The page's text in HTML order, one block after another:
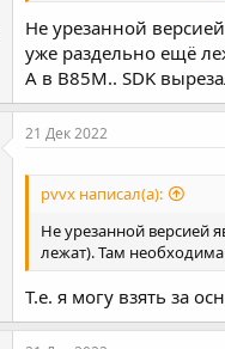
Не урезанной
уже раздельно ещё
А в B85M.. SDK
21 Дек 2022
pvvx написал(а):
Не урезанной версией
лежат). Там
Т.е. я могу взять за